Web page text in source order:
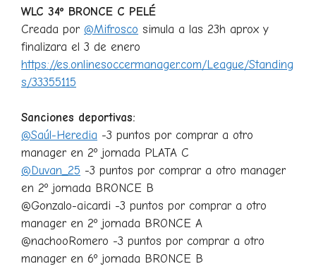
WLC 34º BRONCE C PELÉ
Creada por @Mifrosco simula a las 23h aprox y
finalizara el 3 de enero
https://es.onlinesoccermanager.com/League/Standing
s/33355115
Sanciones deportivas:
@Saúl-Heredia -3 puntos por comprar a otro
manager en 2º jornada PLATA C
@Duvan_25 -3 puntos por comprar a otro manager
en 2º jornada BRONCE B
@Gonzalo-aicardi -3 puntos por comprar a otro
manager en 2º jornada BRONCE A
@nachooRomero -3 puntos por comprar a otro
manager en 6º jornada BRONCE B